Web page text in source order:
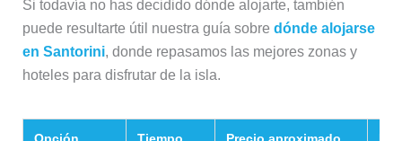
Si todavía no has decidido dónde alojarte, también
puede resultarte útil nuestra guía sobre dónde alojarse
en Santorini, donde repasamos las mejores zonas y
hoteles para disfrutar de la isla.